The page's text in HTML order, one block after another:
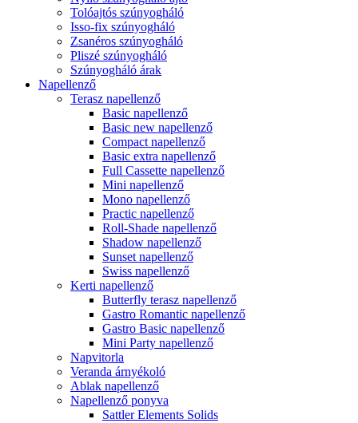
Tolóajtós szúnyogháló
Isso-fix szúnyogháló
Zsanéros szúnyogháló
Pliszé szúnyogháló
Szúnyogháló árak
Napellenző
Terasz napellenző
Basic napellenző
Basic new napellenző
Compact napellenző
Basic extra napellenző
Full Cassette napellenző
Mini napellenző
Mono napellenző
Practic napellenző
Roll-Shade napellenző
Shadow napellenző
Sunset napellenző
Swiss napellenző
Kerti napellenző
Butterfly terasz napellenző
Gastro Romantic napellenző
Gastro Basic napellenző
Mini Party napellenző
Napvitorla
Veranda árnyékoló
Ablak napellenző
Napellenző ponyva
Sattler Elements Solids